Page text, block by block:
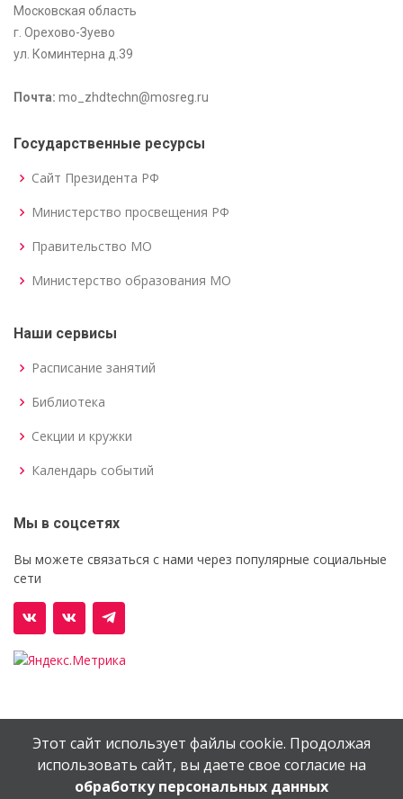
Московская область
г. Орехово-Зуево
ул. Коминтерна д.39
Почта: mo_zhdtechn@mosreg.ru
Государственные ресурсы
Сайт Президента РФ
Министерство просвещения РФ
Правительство МО
Министерство образования МО
Наши сервисы
Расписание занятий
Библиотека
Секции и кружки
Календарь событий
Мы в соцсетях
Вы можете связаться с нами через популярные социальные
сети
© Орехово-Зуевский железнодорожный техникум им.
В.И.Бондаренко
Этот сайт использует файлы cookie. Продолжая
использовать сайт, вы даете свое согласие на
обработку персональных данных